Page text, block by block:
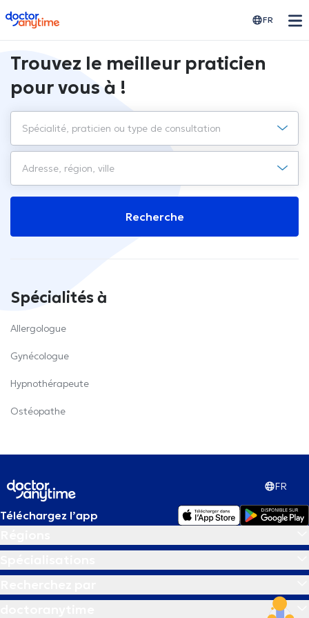
doctoranytime FR
Trouvez le meilleur praticien
pour vous à !
Recherche
Spécialités à
Allergologue
Gynécologue
Hypnothérapeute
Ostéopathe
FR
Téléchargez l’app